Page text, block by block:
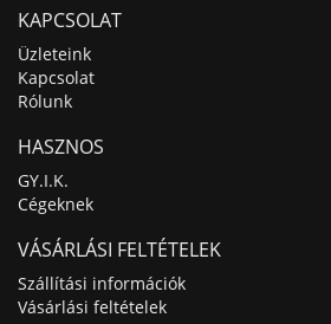
KAPCSOLAT
Üzleteink
Kapcsolat
Rólunk
HASZNOS
GY.I.K.
Cégeknek
VÁSÁRLÁSI FELTÉTELEK
Szállítási információk
Vásárlási feltételek